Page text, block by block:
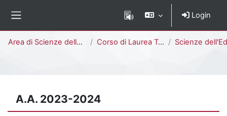
Login
Area di Scienze della Formazione Corso di Laurea Triennale Scienze dell'Educazione [E1902R -
A.A. 2023-2024